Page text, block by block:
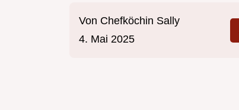
Von Chefköchin Sally
4. Mai 2025